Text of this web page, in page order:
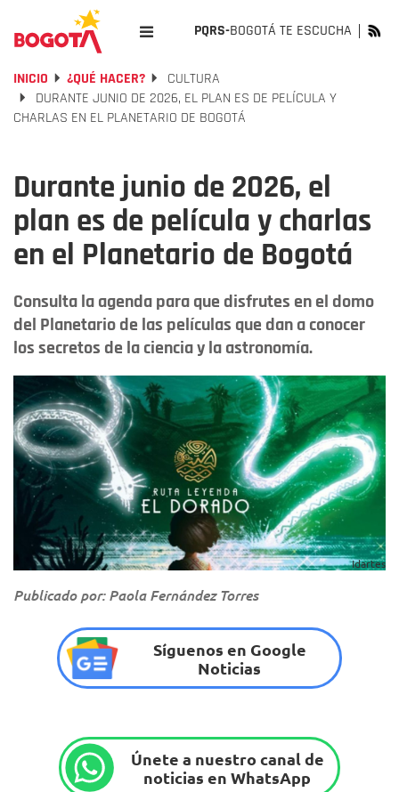
PQRS-BOGOTÁ TE ESCUCHA
INICIO ¿QUÉ HACER?
CULTURA
DURANTE JUNIO DE 2026, EL PLAN ES DE PELÍCULA Y
CHARLAS EN EL PLANETARIO DE BOGOTÁ
Durante junio de 2026, el
plan es de película y charlas
en el Planetario de Bogotá
Consulta la agenda para que disfrutes en el domo
del Planetario de las películas que dan a conocer
los secretos de la ciencia y la astronomía.
Idartes
Publicado por: Paola Fernández Torres
Síguenos en Google
Noticias
Únete a nuestro canal de
noticias en WhatsApp